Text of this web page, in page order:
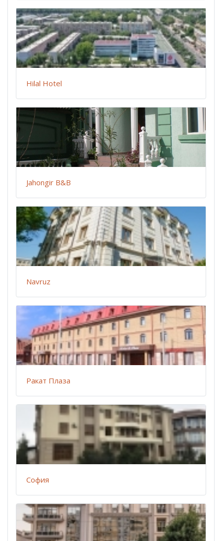
Hilal Hotel
Jahongir B&B
Navruz
Ракат Плаза
София